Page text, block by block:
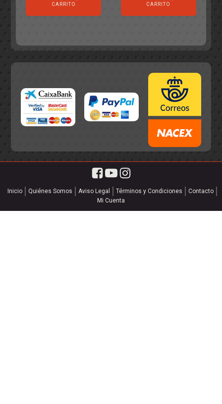
era:
CARRITO
original
era:
actual
es:
CARRITO
Inicio Quiénes Somos Aviso Legal Términos y Condiciones
Contacto
Mi Cuenta